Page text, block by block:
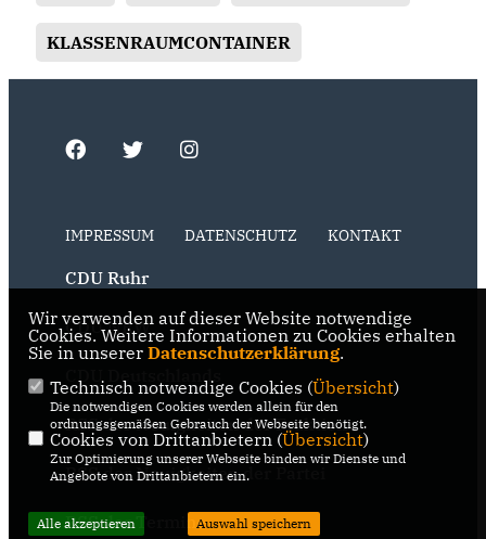
KLASSENRAUMCONTAINER
IMPRESSUM DATENSCHUTZ KONTAKT
CDU Ruhr
CDU NRW
RSS der Neuigkeiten der Fraktion
RSS der Neuigkeiten der Partei
RSS der Termine
Wir verwenden auf dieser Website notwendige
Cookies. Weitere Informationen zu Cookies erhalten
Sie in unserer Datenschutzerklärung.
Technisch notwendige Cookies (Übersicht)
Die notwendigen Cookies werden allein für den
ordnungsgemäßen Gebrauch der Webseite benötigt.
Cookies von Drittanbietern (Übersicht)
Zur Optimierung unserer Webseite binden wir Dienste und
Angebote von Drittanbietern ein.
Alle akzeptieren Auswahl speichern